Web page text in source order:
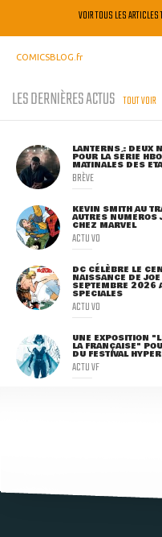
VOIR TOUS LES ARTICLES
COMICSBLOG.fr
LES DERNIÈRES ACTUS TOUT VOIR
LANTERNS : DEUX
POUR LA SÉRIE
MATINALES DES
BRÈVE
KEVIN SMITH AU
AUTRES NUMÉROS
CHEZ MARVEL
ACTU VO
DC CÉLÈBRE LE
NAISSANCE DE
SEPTEMBRE 2026
SPÉCIALES
ACTU VO
UNE EXPOSITION
LA FRANÇAISE"
DU FESTIVAL
ACTU VF